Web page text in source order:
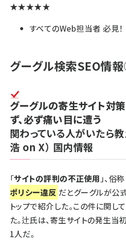
★★★★★
すべてのWeb担当者 必見！
グーグル検索SEO情
グーグルの寄生サイト対
ず、必ず痛い目に遭う
関わっている人がいたら
浩 on X） 国内情報
「サイトの評判の不正使用」、俗称
ポリシー違反 だとグーグルが公
トップで紹介した。この件に関し
た。辻氏は、寄生サイトの発生当
1人だ。